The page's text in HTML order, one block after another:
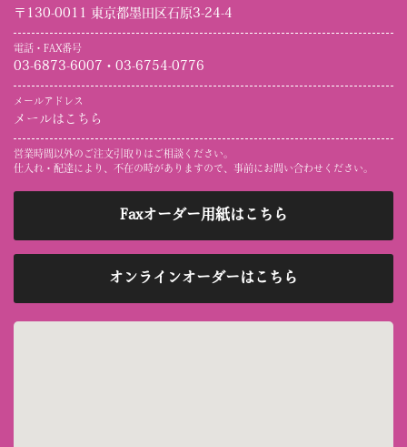
〒130-0011 東京都墨田区石原3-24-4
電話・FAX番号
03-6873-6007・03-6754-0776
メールアドレス
メールはこちら
営業時間以外のご注文引取りはご相談ください。
仕入れ・配達により、不在の時がありますので、事前にお問い合わせください。
Faxオーダー用紙はこちら
オンラインオーダーはこちら